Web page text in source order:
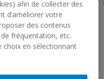
– 2020
afin de collecter des
d’améliorer votre
des contenus
fréquentation, etc.
choix en sélectionnant